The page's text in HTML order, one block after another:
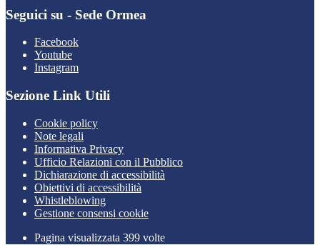
Seguici su - Sede Ormea
Facebook
Youtube
Instagram
Sezione Link Utili
Cookie policy
Note legali
Informativa Privacy
Ufficio Relazioni con il Pubblico
Dichiarazione di accessibilità
Obiettivi di accessibilità
Whistleblowing
Gestione consensi cookie
Pagina visualizzata 399 volte